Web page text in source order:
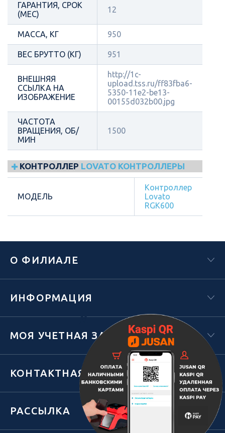
ГАРАНТИЯ, СРОК
(МЕС)
12
МАССА, КГ 950
ВЕС БРУТТО (КГ) 951
ВНЕШНЯЯ
ССЫЛКА НА
ИЗОБРАЖЕНИЕ
http://1c-
upload.tss.ru/ff83fba6-
5350-11e2-be13-
00155d032b00.jpg
ЧАСТОТА
ВРАЩЕНИЯ, ОБ/
МИН
1500
КОНТРОЛЛЕР LOVATO КОНТРОЛЛЕРЫ
МОДЕЛЬ
Контроллер
Lovato
RGK600
Х
О ФИЛИАЛЕ
ИНФОРМАЦИЯ
МОЯ УЧЕТНАЯ ЗАПИСЬ
КОНТАКТНАЯ ИНФОРМАЦИЯ
РАССЫЛКА